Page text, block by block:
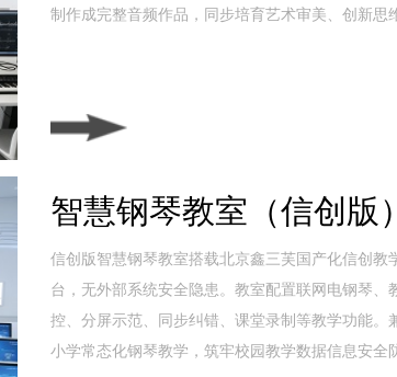
制作成完整音频作品，同步培育艺术审美、创新思
智慧钢琴教室（信创版）
信创版智慧钢琴教室搭载北京鑫三芙国产化信创
台，无外部系统安全隐患。教室配置联网电钢琴
控、分屏示范、同步纠错、课堂录制等教学功能
小学常态化钢琴教学，筑牢校园教学数据信息安全